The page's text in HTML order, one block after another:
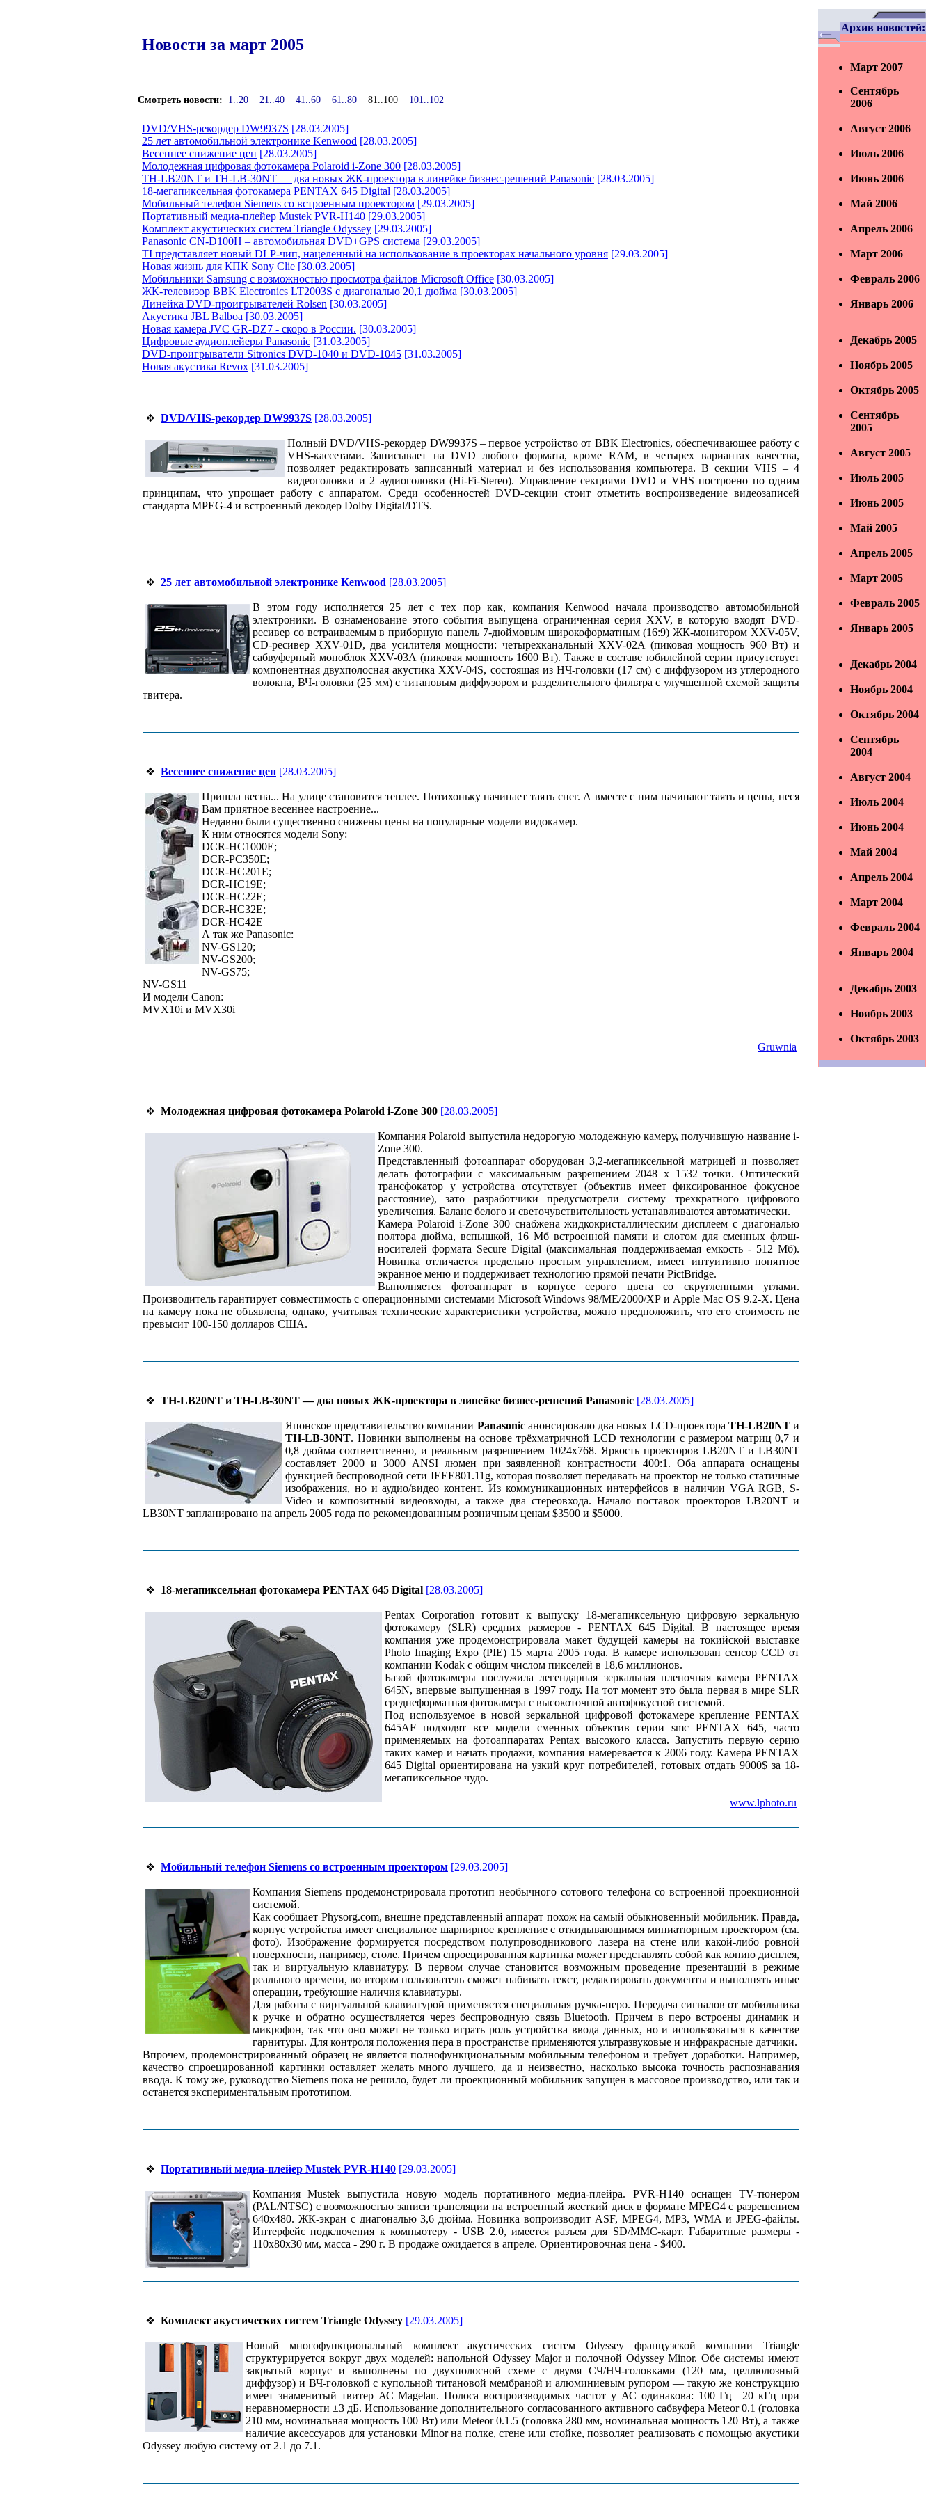
Новости за март 2005
Смотреть новости: 1..20 21..40 41..60 61..80 81..100 101..102
DVD/VHS-рекордер DW9937S [28.03.2005]
25 лет автомобильной электронике Kenwood [28.03.2005]
Весеннее снижение цен [28.03.2005]
Молодежная цифровая фотокамера Polaroid i-Zone 300 [28.03.2005]
TH-LB20NT и TH-LB-30NT — два новых ЖК-проектора в линейке бизнес-решений Panasonic [28.03.2005]
18-мегапиксельная фотокамера PENTAX 645 Digital [28.03.2005]
Мобильный телефон Siemens со встроенным проектором [29.03.2005]
Портативный медиа-плейер Mustek PVR-H140 [29.03.2005]
Комплект акустических систем Triangle Odyssey [29.03.2005]
Panasonic CN-D100H – автомобильная DVD+GPS система [29.03.2005]
TI представляет новый DLP-чип, нацеленный на использование в проекторах начального уровня [29.03.2005]
Новая жизнь для КПК Sony Clie [30.03.2005]
Мобильники Samsung с возможностью просмотра файлов Microsoft Office [30.03.2005]
ЖК-телевизор BBK Electronics LT2003S с диагональю 20,1 дюйма [30.03.2005]
Линейка DVD-проигрывателей Rolsen [30.03.2005]
Акустика JBL Balboa [30.03.2005]
Новая камера JVC GR-DZ7 - скоро в России. [30.03.2005]
Цифровые аудиоплейеры Panasonic [31.03.2005]
DVD-проигрыватели Sitronics DVD-1040 и DVD-1045 [31.03.2005]
Новая акустика Revox [31.03.2005]
DVD/VHS-рекордер DW9937S [28.03.2005]
Полный DVD/VHS-рекордер DW9937S – первое устройство от BBK Electronics, обеспечивающее работу с
VHS-кассетами. Записывает на DVD любого формата, кроме RAM, в четырех вариантах качества,
позволяет редактировать записанный материал и без использования компьютера. В секции VHS – 4
видеоголовки и 2 аудиоголовки (Hi-Fi-Stereo). Управление секциями DVD и VHS построено по одним
принципам, что упрощает работу с аппаратом. Среди особенностей DVD-секции стоит отметить воспроизведение видеозаписей
стандарта MPEG-4 и встроенный декодер Dolby Digital/DTS.
25 лет автомобильной электронике Kenwood [28.03.2005]
В этом году исполняется 25 лет с тех пор как, компания Kenwood начала производство автомобильной
электроники. В ознаменование этого события выпущена ограниченная серия XXV, в которую входят DVD-
ресивер со встраиваемым в приборную панель 7-дюймовым широкоформатным (16:9) ЖК-монитором XXV-05V,
CD-ресивер XXV-01D, два усилителя мощности: четырехканальный XXV-02A (пиковая мощность 960 Вт) и
сабвуферный моноблок XXV-03A (пиковая мощность 1600 Вт). Также в составе юбилейной серии присутствует
компонентная двухполосная акустика XXV-04S, состоящая из НЧ-головки (17 см) с диффузором из углеродного
волокна, ВЧ-головки (25 мм) с титановым диффузором и разделительного фильтра с улучшенной схемой защиты
твитера.
Весеннее снижение цен [28.03.2005]
Пришла весна... На улице становится теплее. Потихоньку начинает таять снег. А вместе с ним начинают таять и цены, неся
Вам приятное весеннее настроение...
Недавно были существенно снижены цены на популярные модели видокамер.
К ним относятся модели Sony:
DCR-HC1000E;
DCR-PC350E;
DCR-HC201E;
DCR-HC19E;
DCR-HC22E;
DCR-HC32E;
DCR-HC42E
А так же Panasonic:
NV-GS120;
NV-GS200;
NV-GS75;
NV-GS11
И модели Canon:
MVX10i и MVX30i
Gruwnia
Молодежная цифровая фотокамера Polaroid i-Zone 300 [28.03.2005]
Компания Polaroid выпустила недорогую молодежную камеру, получившую название i-
Zone 300.
Представленный фотоаппарат оборудован 3,2-мегапиксельной матрицей и позволяет
делать фотографии с максимальным разрешением 2048 x 1532 точки. Оптический
трансфокатор у устройства отсутствует (объектив имеет фиксированное фокусное
расстояние), зато разработчики предусмотрели систему трехкратного цифрового
увеличения. Баланс белого и светочувствительность устанавливаются автоматически.
Камера Polaroid i-Zone 300 снабжена жидкокристаллическим дисплеем с диагональю
полтора дюйма, вспышкой, 16 Мб встроенной памяти и слотом для сменных флэш-
носителей формата Secure Digital (максимальная поддерживаемая емкость - 512 Мб).
Новинка отличается предельно простым управлением, имеет интуитивно понятное
экранное меню и поддерживает технологию прямой печати PictBridge.
Выполняется фотоаппарат в корпусе серого цвета со скругленными углами.
Производитель гарантирует совместимость с операционными системами Microsoft Windows 98/ME/2000/XP и Apple Mac OS 9.2-X. Цена
на камеру пока не объявлена, однако, учитывая технические характеристики устройства, можно предположить, что его стоимость не
превысит 100-150 долларов США.
TH-LB20NT и TH-LB-30NT — два новых ЖК-проектора в линейке бизнес-решений Panasonic [28.03.2005]
Японское представительство компании Panasonicанонсировало два новых LCD-проектора TH-LB20NTи
TH-LB-30NT. Новинки выполнены на основе трёхматричной LCD технологии с размером матриц 0,7 и
0,8 дюйма соответственно, и реальным разрешением 1024x768. Яркость проекторов LB20NT и LB30NT
составляет 2000 и 3000 ANSI люмен при заявленной контрастности 400:1. Оба аппарата оснащены
функцией беспроводной сети IEEE801.11g, которая позволяет передавать на проектор не только статичные
изображения, но и аудио/видео контент. Из коммуникационных интерфейсов в наличии VGA RGB, S-
Video и композитный видеовходы, а также два стереовхода. Начало поставок проекторов LB20NT и
LB30NT запланировано на апрель 2005 года по рекомендованным розничным ценам $3500 и $5000.
18-мегапиксельная фотокамера PENTAX 645 Digital [28.03.2005]
Pentax Corporation готовит к выпуску 18-мегапиксельную цифровую зеркальную
фотокамеру (SLR) средних размеров - PENTAX 645 Digital. В настоящее время
компания уже продемонстрировала макет будущей камеры на токийской выставке
Photo Imaging Expo (PIE) 15 марта 2005 года. В камере использован сенсор CCD от
компании Kodak с общим числом пикселей в 18,6 миллионов.
Базой фотокамеры послужила легендарная зеркальная пленочная камера PENTAX
645N, впервые выпущенная в 1997 году. На тот момент это была первая в мире SLR
среднеформатная фотокамера с высокоточной автофокусной системой.
Под используемое в новой зеркальной цифровой фотокамере крепление PENTAX
645AF подходят все модели сменных объектив серии smc PENTAX 645, часто
применяемых на фотоаппаратах Pentax высокого класса. Запустить первую серию
таких камер и начать продажи, компания намеревается к 2006 году. Камера PENTAX
645 Digital ориентирована на узкий круг потребителей, готовых отдать 9000$ за 18-
мегапиксельное чудо.
www.lphoto.ru
Мобильный телефон Siemens со встроенным проектором [29.03.2005]
Компания Siemens продемонстрировала прототип необычного сотового телефона со встроенной проекционной
системой.
Как сообщает Physorg.com, внешне представленный аппарат похож на самый обыкновенный мобильник. Правда,
корпус устройства имеет специальное шарнирное крепление с откидывающимся миниатюрным проектором (см.
фото). Изображение формируется посредством полупроводникового лазера на стене или какой-либо ровной
поверхности, например, столе. Причем спроецированная картинка может представлять собой как копию дисплея,
так и виртуальную клавиатуру. В первом случае становится возможным проведение презентаций в режиме
реального времени, во втором пользователь сможет набивать текст, редактировать документы и выполнять иные
операции, требующие наличия клавиатуры.
Для работы с виртуальной клавиатурой применяется специальная ручка-перо. Передача сигналов от мобильника
к ручке и обратно осуществляется через беспроводную связь Bluetooth. Причем в перо встроены динамик и
микрофон, так что оно может не только играть роль устройства ввода данных, но и использоваться в качестве
гарнитуры. Для контроля положения пера в пространстве применяются ультразвуковые и инфракрасные датчики.
Впрочем, продемонстрированный образец не является полнофункциональным мобильным телефоном и требует доработки. Например,
качество спроецированной картинки оставляет желать много лучшего, да и неизвестно, насколько высока точность распознавания
ввода. К тому же, руководство Siemens пока не решило, будет ли проекционный мобильник запущен в массовое производство, или так и
останется экспериментальным прототипом.
Портативный медиа-плейер Mustek PVR-H140 [29.03.2005]
Компания Mustek выпустила новую модель портативного медиа-плейра. PVR-H140 оснащен TV-тюнером
(PAL/NTSC) с возможностью записи трансляции на встроенный жесткий диск в формате MPEG4 с разрешением
640x480. ЖК-экран с диагональю 3,6 дюйма. Новинка вопроизводит ASF, MPEG4, MP3, WMA и JPEG-файлы.
Интерфейс подключения к компьютеру - USB 2.0, имеется разъем для SD/MMC-карт. Габаритные размеры -
110x80x30 мм, масса - 290 г. В продаже ожидается в апреле. Ориентировочная цена - $400.
Комплект акустических систем Triangle Odyssey [29.03.2005]
Новый многофункциональный комплект акустических систем Odyssey французской компании Triangle
структурируется вокруг двух моделей: напольной Odyssey Major и полочной Odyssey Minor. Обе системы имеют
закрытый корпус и выполнены по двухполосной схеме с двумя СЧ/НЧ-головками (120 мм, целлюлозный
диффузор) и ВЧ-головкой с купольной титановой мембраной и алюминиевым рупором — такую же конструкцию
имеет знаменитый твитер АС Magelan. Полоса воспроизводимых частот у АС одинакова: 100 Гц –20 кГц при
неравномерности ±3 дБ. Использование дополнительного согласованного активного сабвуфера Meteor 0.1 (головка
210 мм, номинальная мощность 100 Вт) или Meteor 0.1.5 (головка 280 мм, номинальная мощность 120 Вт), а также
наличие аксессуаров для установки Minor на полке, стене или стойке, позволяет реализовать с помощью акустики
Odyssey любую систему от 2.1 до 7.1.
Архив новостей:
Март 2007
Сентябрь
2006
Август 2006
Июль 2006
Июнь 2006
Май 2006
Апрель 2006
Март 2006
Февраль 2006
Январь 2006
Декабрь 2005
Ноябрь 2005
Октябрь 2005
Сентябрь
2005
Август 2005
Июль 2005
Июнь 2005
Май 2005
Апрель 2005
Март 2005
Февраль 2005
Январь 2005
Декабрь 2004
Ноябрь 2004
Октябрь 2004
Сентябрь
2004
Август 2004
Июль 2004
Июнь 2004
Май 2004
Апрель 2004
Март 2004
Февраль 2004
Январь 2004
Декабрь 2003
Ноябрь 2003
Октябрь 2003